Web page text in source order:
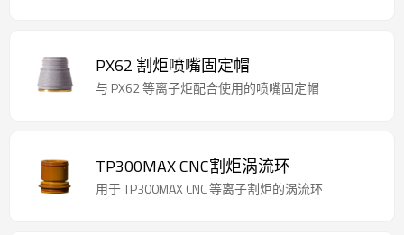
PX62 割炬喷嘴固定帽
与 PX62 等离子炬配合使用的喷嘴固定帽
TP300MAX CNC割炬涡流环
用于 TP300MAX CNC 等离子割炬的涡流环